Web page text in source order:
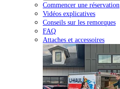
Commencer une réservation
Vidéos explicatives
Conseils sur les remorques
FAQ
Attaches et accessoires